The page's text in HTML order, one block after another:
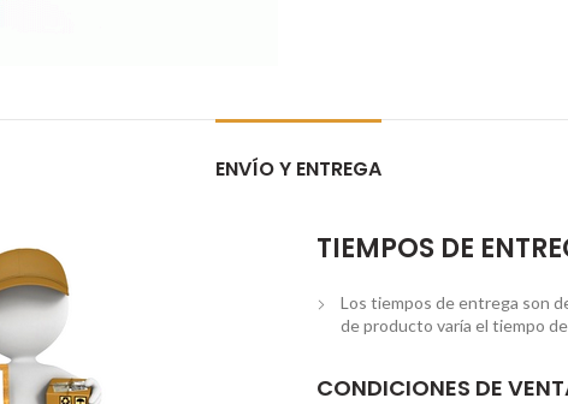
ENVÍO Y ENTREGA
TIEMPOS DE
Los tiempos de entrega son
de producto varía el tiempo
CONDICIONES DE